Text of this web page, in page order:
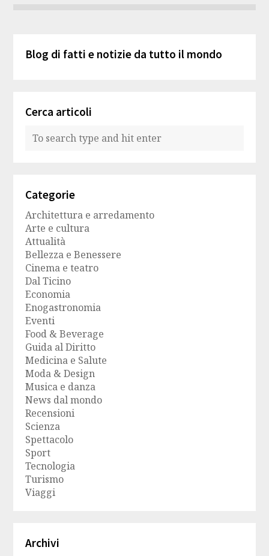
Blog di fatti e notizie da tutto il mondo
Cerca articoli
Categorie
Architettura e arredamento
Arte e cultura
Attualità
Bellezza e Benessere
Cinema e teatro
Dal Ticino
Economia
Enogastronomia
Eventi
Food & Beverage
Guida al Diritto
Medicina e Salute
Moda & Design
Musica e danza
News dal mondo
Recensioni
Scienza
Spettacolo
Sport
Tecnologia
Turismo
Viaggi
Archivi